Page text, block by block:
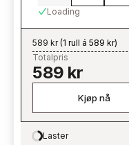
Loading
589 kr(1 rull á 589 kr)
Totalpris
589 kr
Kjøp nå
Laster